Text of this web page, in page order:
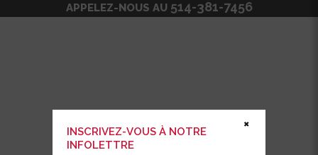
APPELEZ-NOUS AU 514-381-7456
INSCRIVEZ-VOUS À NOTRE
INFOLETTRE
✖